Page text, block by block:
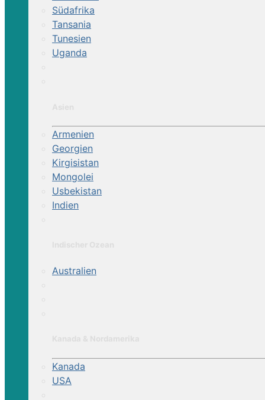
Südafrika
Tansania
Tunesien
Uganda
Armenien
Georgien
Kirgisistan
Mongolei
Usbekistan
Indien
Australien
Kanada
USA